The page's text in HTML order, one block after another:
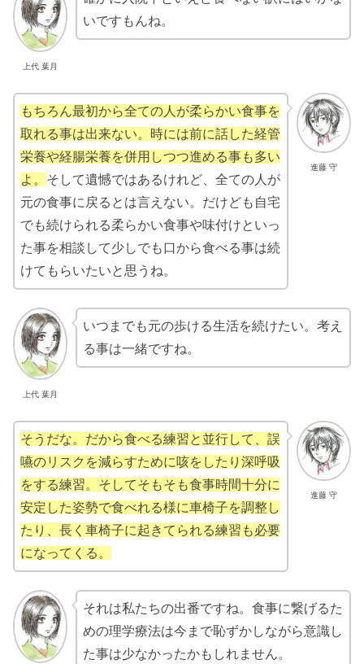
上代 葉月
いですもんね。
進藤 守
もちろん最初から全ての人が柔らかい食事を
取れる事は出来ない。時には前に話した経管
栄養や経腸栄養を併用しつつ進める事も多い
よ。 そして遺憾ではあるけれど、全ての人が
元の食事に戻るとは言えない。だけども自宅
でも続けられる柔らかい食事や味付けといっ
た事を相談して少しでも口から食べる事は続
けてもらいたいと思うね。
上代 葉月
いつまでも元の歩ける生活を続けたい。考え
る事は一緒ですね。
進藤 守
そうだな。だから食べる練習と並行して、誤
嚥のリスクを減らすために咳をしたり深呼吸
をする練習。そしてそもそも食事時間十分に
安定した姿勢で食べれる様に車椅子を調整し
たり、長く車椅子に起きてられる練習も必要
になってくる。
それは私たちの出番ですね。食事に繋げるた
めの理学療法は今まで恥ずかしながら意識し
た事は少なかったかもしれません。